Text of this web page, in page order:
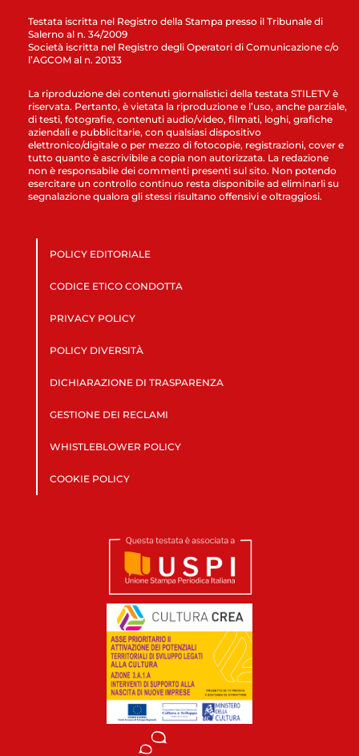
Testata iscritta nel Registro della Stampa presso il Tribunale di
Salerno al n. 34/2009
Società iscritta nel Registro degli Operatori di Comunicazione c/o
l’AGCOM al n. 20133
La riproduzione dei contenuti giornalistici della testata STILETV è
riservata. Pertanto, è vietata la riproduzione e l’uso, anche parziale,
di testi, fotografie, contenuti audio/video, filmati, loghi, grafiche
aziendali e pubblicitarie, con qualsiasi dispositivo
elettronico/digitale o per mezzo di fotocopie, registrazioni, cover e
tutto quanto è ascrivibile a copia non autorizzata. La redazione
non è responsabile dei commenti presenti sul sito. Non potendo
esercitare un controllo continuo resta disponibile ad eliminarli su
segnalazione qualora gli stessi risultano offensivi e oltraggiosi.
POLICY EDITORIALE
CODICE ETICO CONDOTTA
PRIVACY POLICY
POLICY DIVERSITÀ
DICHIARAZIONE DI TRASPARENZA
GESTIONE DEI RECLAMI
WHISTLEBLOWER POLICY
COOKIE POLICY